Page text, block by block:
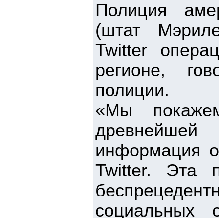
Полиция
(штат
Twitter
регионе,
полиции.
«Мы
информация
Twitter. Эта
социальных